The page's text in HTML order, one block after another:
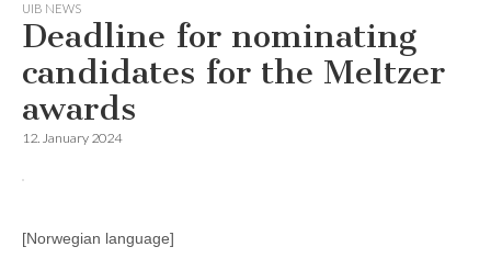
UIB NEWS
Deadline for nominating
candidates for the Meltzer
awards
12. January 2024
[Norwegian language]